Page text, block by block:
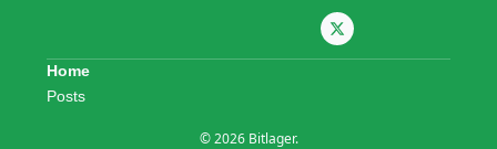
Home
Posts
© 2026 Bitlager.